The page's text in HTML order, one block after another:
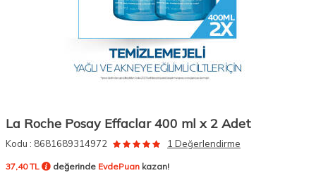
La Roche Posay Effaclar 400 ml x 2 Adet
Kodu : 8681689314972 1 Değerlendirme
37,40 TL değerinde EvdePuan kazan!